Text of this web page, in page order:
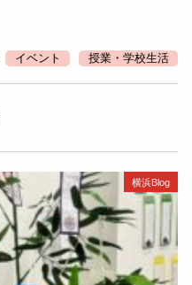
イベント 授業・学校生活
横浜Blog